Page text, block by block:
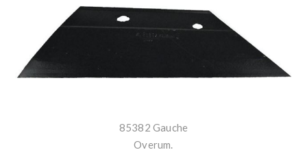
85382 Gauche
Overum.